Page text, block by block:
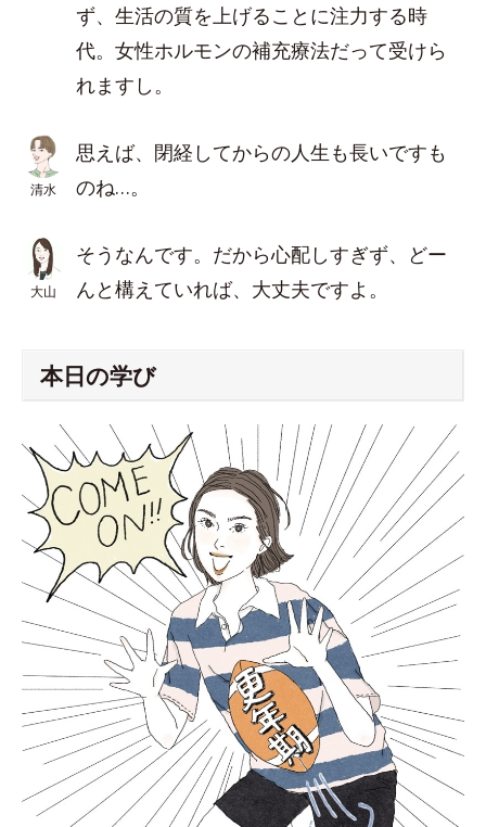
ず、生活の質を上げることに注力する時
代。女性ホルモンの補充療法だって受けら
れますし。
清水
思えば、閉経してからの人生も長いですも
のね…。
大山
そうなんです。だから心配しすぎず、どー
んと構えていれば、大丈夫ですよ。
本日の学び